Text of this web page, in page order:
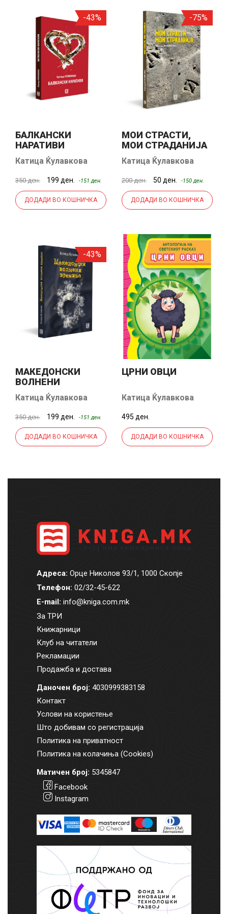
-43%
БАЛКАНСКИ
НАРАТИВИ
Катица Ќулавкова
350 ден. 199 ден. -151 ден.
ДОДАДИ ВО КОШНИЧКА
-75%
МОИ СТРАСТИ,
МОИ СТРАДАНИЈА
Катица Ќулавкова
200 ден. 50 ден. -150 ден.
ДОДАДИ ВО КОШНИЧКА
-43%
МАКЕДОНСКИ
ВОЛНЕНИ
ВРЕМИЊА
Катица Ќулавкова
350 ден. 199 ден. -151 ден.
ДОДАДИ ВО КОШНИЧКА
ЦРНИ ОВЦИ
Катица Ќулавкова
495 ден.
ДОДАДИ ВО КОШНИЧКА
Адреса: Орце Николов 93/1, 1000 Скопје
Телефон: 02/32-45-622
E-mail: info@kniga.com.mk
За ТРИ
Книжарници
Клуб на читатели
Рекламации
Продажба и достава
Даночен број: 4030999383158
Контакт
Услови на користење
Што добивам со регистрација
Политика на приватност
Политика на колачиња (Cookies)
Матичен број: 5345847
Facebook
Instagram